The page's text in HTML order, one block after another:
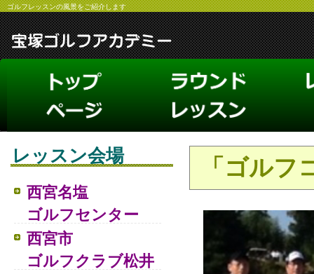
ゴルフレッスンの風景をご紹介します
「ゴルフ
レッスン会場
西宮名塩
ゴルフセンター
西宮市
ゴルフクラブ松井